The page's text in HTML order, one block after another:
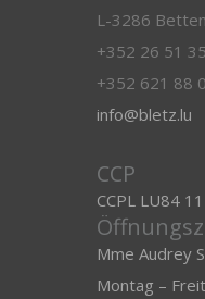
L-3286
+352 26 51
+352 621 88
info@bletz.lu
CCP
CCPL LU84
Mme Audrey
Montag –